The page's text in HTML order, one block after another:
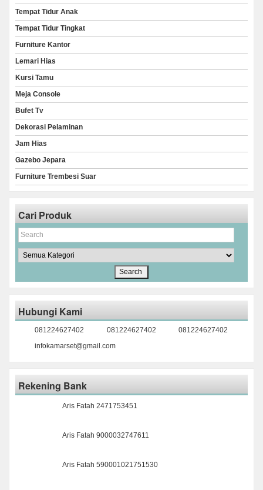
Tempat Tidur Anak
Tempat Tidur Tingkat
Furniture Kantor
Lemari Hias
Kursi Tamu
Meja Console
Bufet Tv
Dekorasi Pelaminan
Jam Hias
Gazebo Jepara
Furniture Trembesi Suar
Cari Produk
Hubungi Kami
081224627402 081224627402
081224627402
infokamarset@gmail.com
Rekening Bank
Aris Fatah 2471753451
Aris Fatah 9000032747611
Aris Fatah 590001021751530